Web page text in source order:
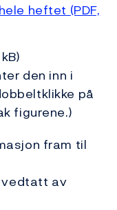
heftet (PDF,
den inn i
på
figurene.)
fram til
vedtatt av